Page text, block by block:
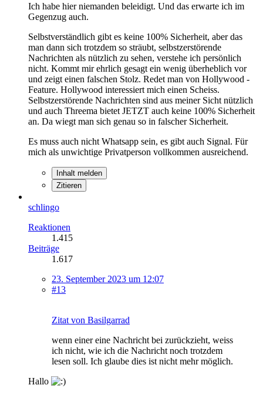
Ich habe hier niemanden beleidigt. Und das erwarte ich im
Gegenzug auch.
Selbstverständlich gibt es keine 100% Sicherheit, aber das
man dann sich trotzdem so sträubt, selbstzerstörende
Nachrichten als nützlich zu sehen, verstehe ich persönlich
nicht. Kommt mir ehrlich gesagt ein wenig überheblich vor
und zeigt einen falschen Stolz. Redet man von Hollywood -
Feature. Hollywood interessiert mich einen Scheiss.
Selbstzerstörende Nachrichten sind aus meiner Sicht nützlich
und auch Threema bietet JETZT auch keine 100% Sicherheit
an. Da wiegt man sich genau so in falscher Sicherheit.
Es muss auch nicht Whatsapp sein, es gibt auch Signal. Für
mich als unwichtige Privatperson vollkommen ausreichend.
Inhalt melden
Zitieren
schlingo
Reaktionen
1.415
Beiträge
1.617
23. September 2023 um 12:07
#13
Zitat von Basilgarrad
wenn einer eine Nachricht bei zurückzieht, weiss
ich nicht, wie ich die Nachricht noch trotzdem
lesen soll. Ich glaube dies ist nicht mehr möglich.
Hallo